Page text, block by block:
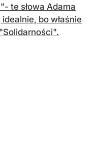
te słowa Adama
bo właśnie